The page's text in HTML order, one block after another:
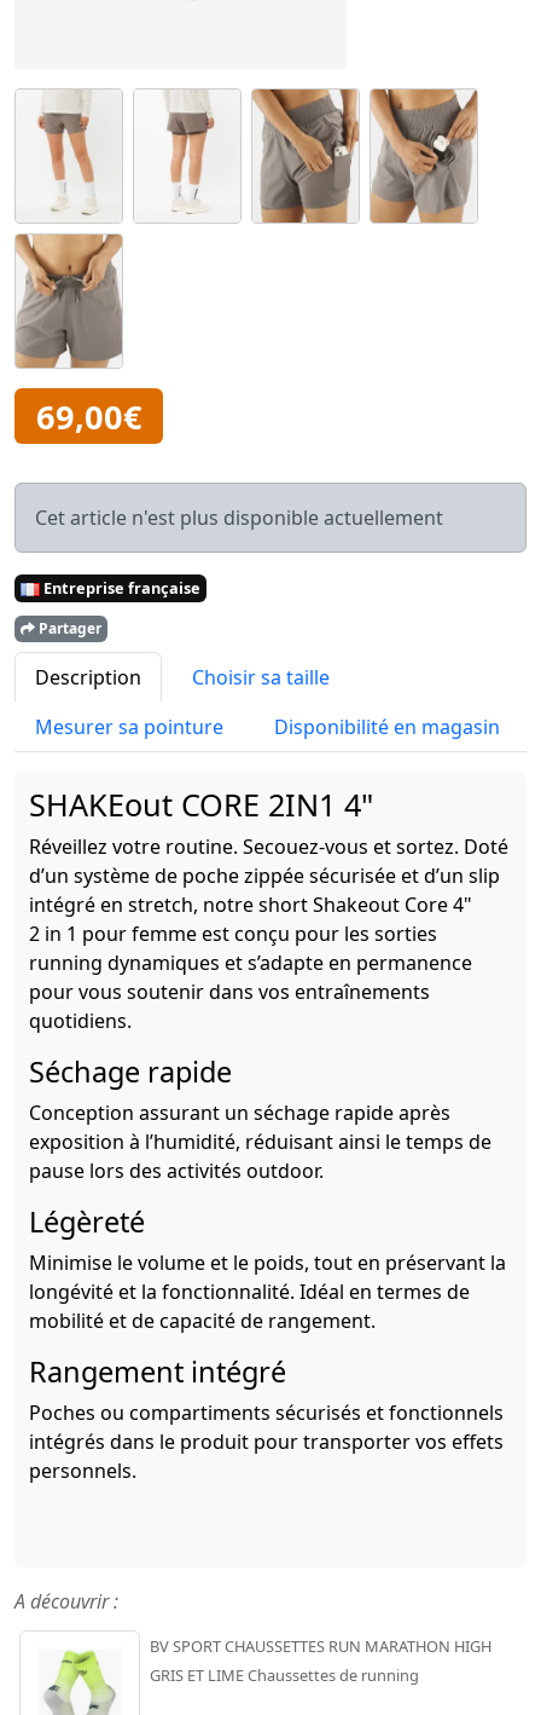
69,00€
Cet article n'est plus disponible actuellement
Entreprise française
Partager
Description
Choisir sa taille
Mesurer sa pointure
Disponibilité en magasin
SHAKEout CORE 2IN1 4"
Réveillez votre routine. Secouez-vous et sortez. Doté
d’un système de poche zippée sécurisée et d’un slip
intégré en stretch, notre short Shakeout Core 4"
2 in 1 pour femme est conçu pour les sorties
running dynamiques et s’adapte en permanence
pour vous soutenir dans vos entraînements
quotidiens.
Séchage rapide
Conception assurant un séchage rapide après
exposition à l’humidité, réduisant ainsi le temps de
pause lors des activités outdoor.
Légèreté
Minimise le volume et le poids, tout en préservant la
longévité et la fonctionnalité. Idéal en termes de
mobilité et de capacité de rangement.
Rangement intégré
Poches ou compartiments sécurisés et fonctionnels
intégrés dans le produit pour transporter vos effets
personnels.
A découvrir :
BV SPORT CHAUSSETTES RUN MARATHON HIGH
GRIS ET LIME Chaussettes de running